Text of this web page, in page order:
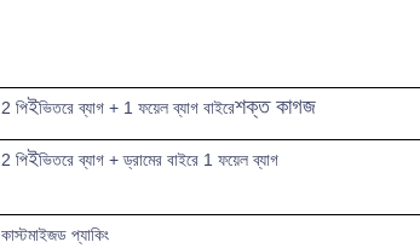
2 পিইভিতরে ব্যাগ + 1 ফয়েল ব্যাগ বাইরেশক্ত কাগজ
2 পিইভিতরে ব্যাগ + ড্রামের বাইরে 1 ফয়েল ব্যাগ
কাস্টমাইজড প্যাকিং